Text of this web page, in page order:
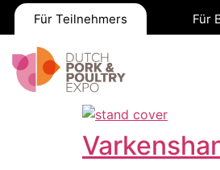
Für Teilnehmers Für